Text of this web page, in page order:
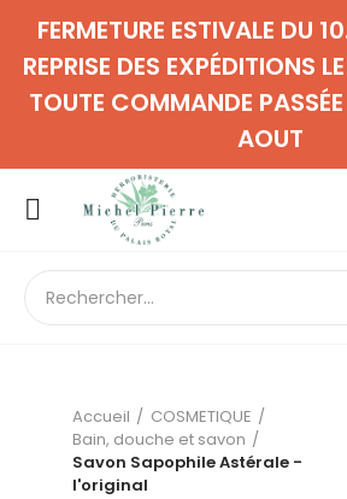
FERMETURE ESTIVALE DU
REPRISE DES EXPÉDITIONS
TOUTE COMMANDE
AOUT
Accueil
COSMETIQUE
Bain, douche et savon
Savon Sapophile Astérale -
l'original